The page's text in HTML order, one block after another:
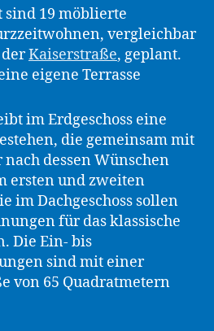
sind 19 möblierte
vergleichbar
Kaiserstraße, geplant.
eigene Terrasse
im Erdgeschoss eine
die gemeinsam mit
dessen Wünschen
ersten und zweiten
im Dachgeschoss sollen
für das klassische
Die Ein- bis
sind mit einer
von 65 Quadratmetern